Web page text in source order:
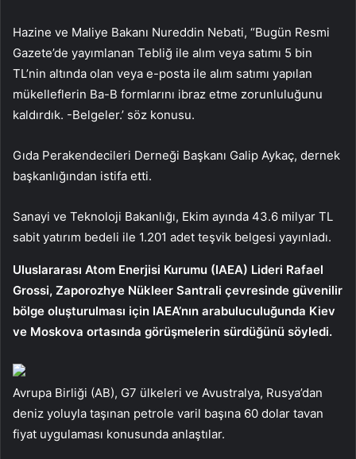
Hazine ve Maliye Bakanı Nureddin Nebati, “Bugün Resmi
Gazete’de yayımlanan Tebliğ ile alım veya satımı 5 bin
TL’nin altında olan veya e-posta ile alım satımı yapılan
mükelleflerin Ba-B formlarını ibraz etme zorunluluğunu
kaldırdık. -Belgeler.’ söz konusu.
Gıda Perakendecileri Derneği Başkanı Galip Aykaç, dernek
başkanlığından istifa etti.
Sanayi ve Teknoloji Bakanlığı, Ekim ayında 43.6 milyar TL
sabit yatırım bedeli ile 1.201 adet teşvik belgesi yayınladı.
Uluslararası Atom Enerjisi Kurumu (IAEA) Lideri Rafael
Grossi, Zaporozhye Nükleer Santrali çevresinde güvenilir
bölge oluşturulması için IAEA’nın arabuluculuğunda Kiev
ve Moskova ortasında görüşmelerin sürdüğünü söyledi.
Avrupa Birliği (AB), G7 ülkeleri ve Avustralya, Rusya’dan
deniz yoluyla taşınan petrole varil başına 60 dolar tavan
fiyat uygulaması konusunda anlaştılar.